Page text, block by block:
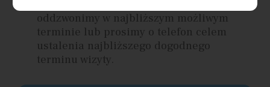
oddzwonimy w najbliższym możliwym
terminie lub prosimy o telefon celem
ustalenia najbliższego dogodnego
terminu wizyty.